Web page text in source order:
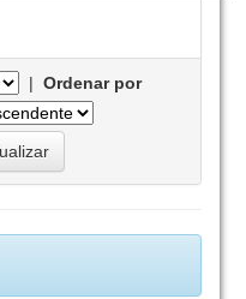
|Ordenar por